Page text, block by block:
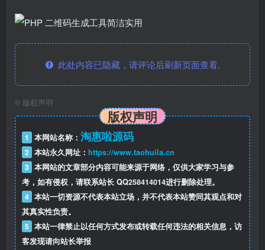
此处内容已隐藏，请评论后刷新页面查看.
© 版权声明
版权声明
1 本网站名称： 淘惠啦源码
2 本站永久网址： https://www.taohuila.cn
3 本网站的文章部分内容可能来源于网络，仅供大家学习与参
考，如有侵权，请联系站长 QQ258414014进行删除处理。
4 本站一切资源不代表本站立场，并不代表本站赞同其观点和对
其真实性负责。
5 本站一律禁止以任何方式发布或转载任何违法的相关信息，访
客发现请向站长举报